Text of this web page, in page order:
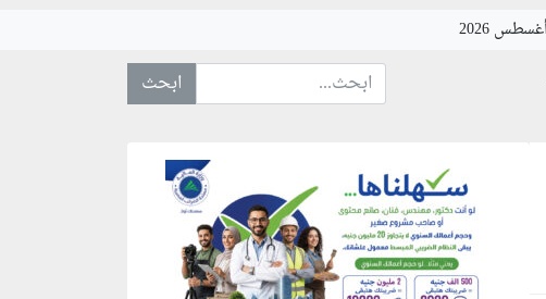
ابحث عن... :
منطقة إعلانية